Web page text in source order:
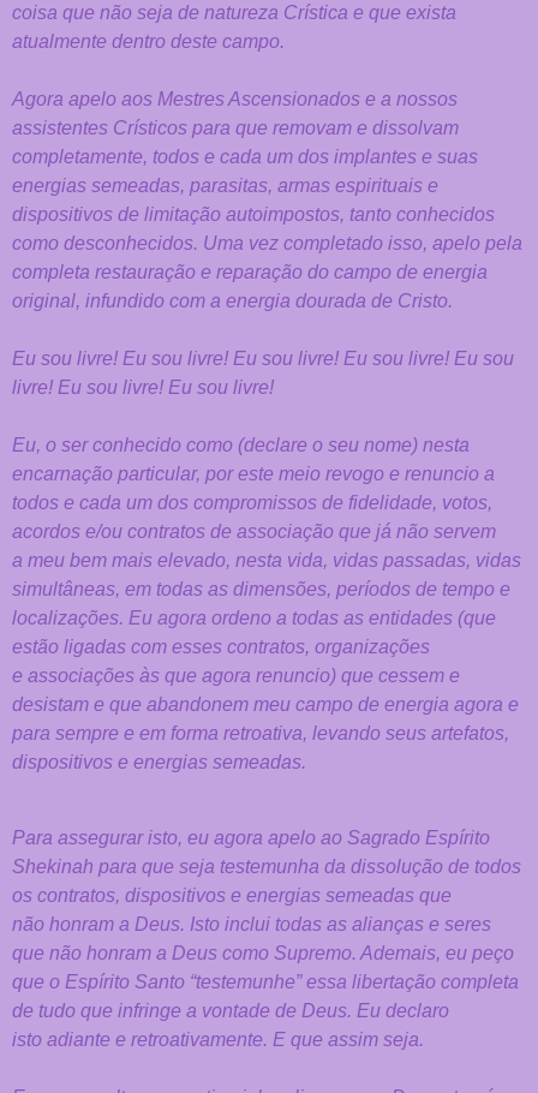
coisa que não seja de natureza Crística e que exista
atualmente dentro deste campo.
Agora apelo aos Mestres Ascensionados e a nossos
assistentes Crísticos para que removam e dissolvam
completamente, todos e cada um dos implantes e suas
energias semeadas, parasitas, armas espirituais e
dispositivos de limitação autoimpostos, tanto conhecidos
como desconhecidos. Uma vez completado isso, apelo pela
completa restauração e reparação do campo de energia
original, infundido com a energia dourada de Cristo.
Eu sou livre! Eu sou livre! Eu sou livre! Eu sou livre! Eu sou
livre! Eu sou livre! Eu sou livre!
Eu, o ser conhecido como (declare o seu nome) nesta
encarnação particular, poreste meio revogo e renuncio a
todos e cada um dos compromissos de fidelidade, votos,
acordos e/ou contratos de associação que já não servem
a meu bem mais elevado, nesta vida, vidas passadas, vidas
simultâneas, em todas as dimensões, períodos de tempo e
localizações. Eu agora ordeno a todas as entidades (que
estão ligadas com esses contratos, organizações
e associações às que agora renuncio) que cessem e
desistam e que abandonem meu campo de energia agora e
para sempre e em forma retroativa, levando seus artefatos,
dispositivos e energias semeadas.
Para assegurar isto, eu agora apelo ao Sagrado Espírito
Shekinah para que seja testemunha da dissolução de todos
os contratos, dispositivos e energias semeadas que
não honram a Deus. Isto inclui todas as alianças e seres
que não honram a Deus como Supremo. Ademais, eu peço
que o Espírito Santo “testemunhe” essa libertação completa
de tudo que infringe a vontade de Deus. Eu declaro
isto adiante e retroativamente. E que assim seja.